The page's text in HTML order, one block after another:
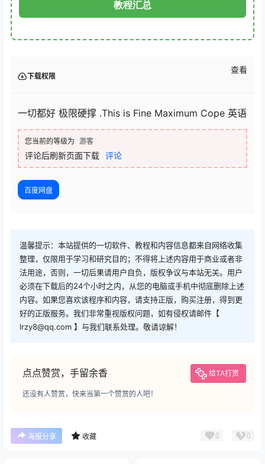
教程汇总
下载权限
查看
一切都好 极限硬撑 .This is Fine Maximum Cope 英语
您当前的等级为 游客
评论后刷新页面下载 评论
百度网盘
温馨提示：本站提供的一切软件、教程和内容信息都来自网络收集
整理，仅限用于学习和研究目的；不得将上述内容用于商业或者非
法用途，否则，一切后果请用户自负，版权争议与本站无关。用户
必须在下载后的24个小时之内，从您的电脑或手机中彻底删除上述
内容。如果您喜欢该程序和内容，请支持正版，购买注册，得到更
好的正版服务。我们非常重视版权问题，如有侵权请邮件【
lrzy8@qq.com 】与我们联系处理。敬请谅解！
点点赞赏，手留余香 给TA打赏
还没有人赞赏，快来当第一个赞赏的人吧！
海报分享 收藏 0 0